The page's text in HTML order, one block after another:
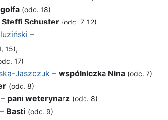
(odc. 18)
Steffi Schuster (odc. 7, 12)
–
15),
17)
Jaszczuk – wspólniczka Nina (odc. 7)
(odc. 8)
pani weterynarz (odc. 8)
– Basti (odc. 9)